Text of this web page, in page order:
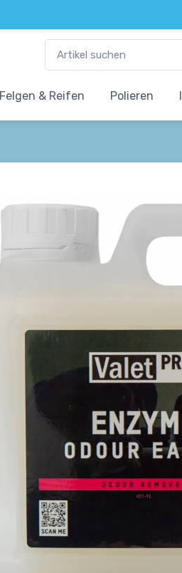
Felgen & Reifen Polieren